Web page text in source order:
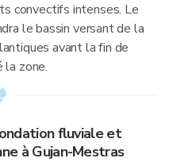
convectifs intenses. Le
le bassin versant de la
avant la fin de
la zone.
fluviale et
à Gujan-Mestras